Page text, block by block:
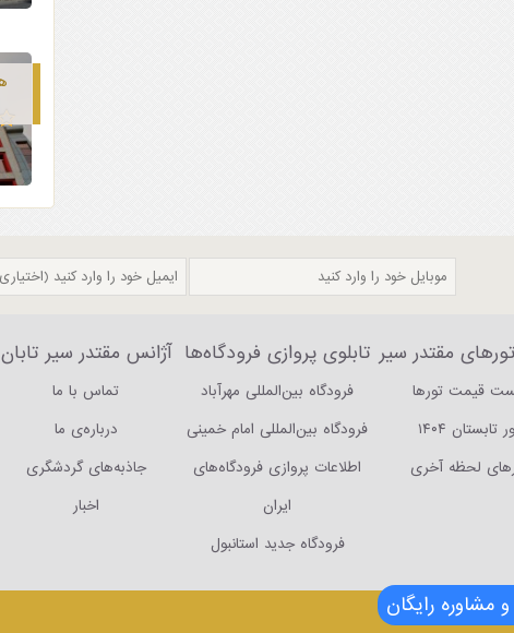
مقتدر سیر
قیمت تورها
تابستان ۱۴۰۴
لحظه آخری
تابلوی پروازی فرودگاه‌ها
فرودگاه بین‌المللی مهرآباد
فرودگاه بین‌المللی امام خمینی
اطلاعات پروازی فرودگاه‌های
ایران
فرودگاه جدید استانبول
آژانس مقتدر سیر تابان
تماس با ما
درباره‌ی ما
جاذبه‌های گردشگری
اخبار
و مشاوره رایگان